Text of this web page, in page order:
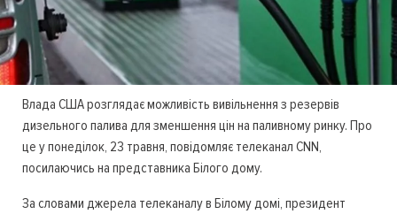
Влада США розглядає можливість вивільнення з резервів
дизельного палива для зменшення цін на паливному ринку. Про
це у понеділок, 23 травня, повідомляє телеканал CNN,
посилаючись на представника Білого дому.
За словами джерела телеканалу в Білому домі, президент